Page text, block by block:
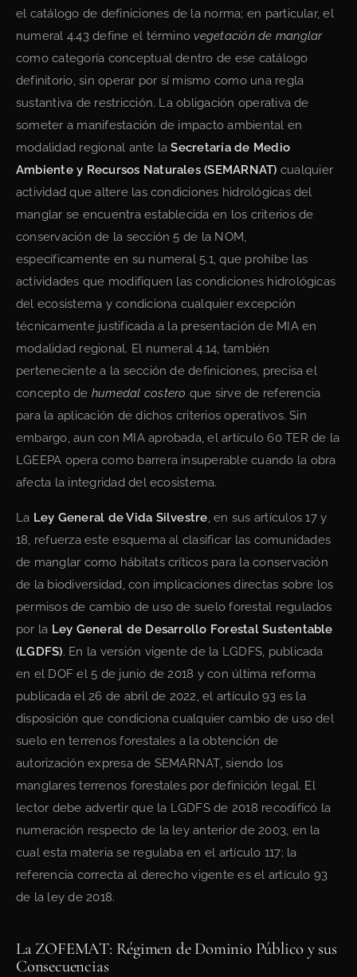
el catálogo de definiciones de la norma; en particular, el
numeral 4.43 define el término vegetación de manglar
como categoría conceptual dentro de ese catálogo
definitorio, sin operar por sí mismo como una regla
sustantiva de restricción. La obligación operativa de
someter a manifestación de impacto ambiental en
modalidad regional ante laSecretaría de Medio
Ambiente y Recursos Naturales (SEMARNAT) cualquier
actividad que altere las condiciones hidrológicas del
manglar se encuentra establecida en los criterios de
conservación de la sección 5 de la NOM,
específicamente en su numeral 5.1, que prohíbe las
actividades que modifiquen las condiciones hidrológicas
del ecosistema y condiciona cualquier excepción
técnicamente justificada a la presentación de MIA en
modalidad regional. El numeral 4.14, también
perteneciente a la sección de definiciones, precisa el
concepto de humedal costero que sirve de referencia
para la aplicación de dichos criterios operativos. Sin
embargo, aun con MIA aprobada, el artículo 60 TER de la
LGEEPA opera como barrera insuperable cuando la obra
afecta la integridad del ecosistema.
La Ley General de Vida Silvestre, en sus artículos 17 y
18, refuerza este esquema al clasificar las comunidades
de manglar como hábitats críticos para la conservación
de la biodiversidad, con implicaciones directas sobre los
permisos de cambio de uso de suelo forestal regulados
por la Ley General de Desarrollo Forestal Sustentable
(LGDFS). En la versión vigente de la LGDFS, publicada
en el DOF el 5 de junio de 2018 y con última reforma
publicada el 26 de abril de 2022, el artículo 93 es la
disposición que condiciona cualquier cambio de uso del
suelo en terrenos forestales a la obtención de
autorización expresa de SEMARNAT, siendo los
manglares terrenos forestales por definición legal. El
lector debe advertir que la LGDFS de 2018 recodificó la
numeración respecto de la ley anterior de 2003, en la
cual esta materia se regulaba en el artículo 117; la
referencia correcta al derecho vigente es el artículo 93
de la ley de 2018.
La ZOFEMAT: Régimen de Dominio Público y sus
Consecuencias